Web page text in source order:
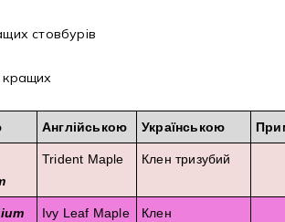
Про розсадник
Корисна інформація
Новини
стовбурів
Англійською Українською
Trident Maple Клен тризубий
Ivy Leaf Maple
Клен